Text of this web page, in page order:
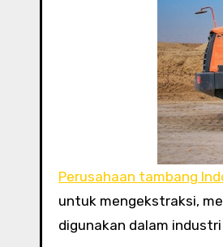
Perusahaan tambang
untuk mengekstraksi,
digunakan dalam